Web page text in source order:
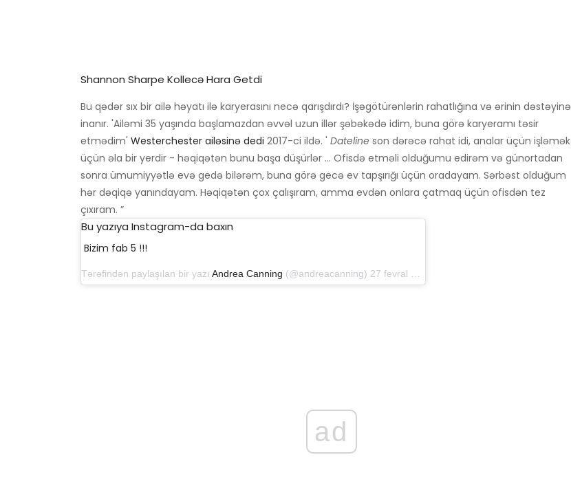
Shannon Sharpe Kollecə Hara Getdi
Bu qədər sıx bir ailə həyatı ilə karyerasını necə qarışdırdı? İşəgötürənlərin rahatlığına və ərinin dəstəyinə
inanır. 'Ailəmi 35 yaşında başlamazdan əvvəl uzun illər şəbəkədə idim, buna görə karyeramı təsir
etmədim' Westerchester ailəsinə dedi 2017-ci ildə. ' Dateline son dərəcə rahat idi, analar üçün işləmək
üçün əla bir yerdir - həqiqətən bunu başa düşürlər ... Ofisdə etməli olduğumu edirəm və günortadan
sonra ümumiyyətlə evə gedə bilərəm, buna görə gecə ev tapşırığı üçün oradayam. Sərbəst olduğum
hər dəqiqə yanındayam. Həqiqətən çox çalışıram, amma evdən onlara çatmaq üçün ofisdən tez
çıxıram. ”
Bu yazıya Instagram-da baxın
Bizim fab 5 !!!
Tərəfindən paylaşılan bir yazı Andrea Canning (@andreacanning) 27 fevral 2019-cu il tarixində, saat 6: 13-də PST
ad